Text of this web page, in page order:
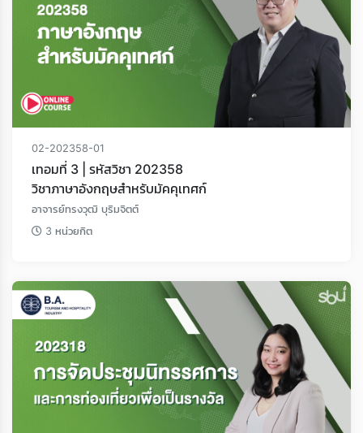
02-202358-01
เทอมที่ 3 | รหัสวิชา 202358
วิชาภาษาอังกฤษสําหรับมัคคุเทศก์
อาจารย์ทรงวุฒิ บุริมจิตต์
3 หน่วยกิต